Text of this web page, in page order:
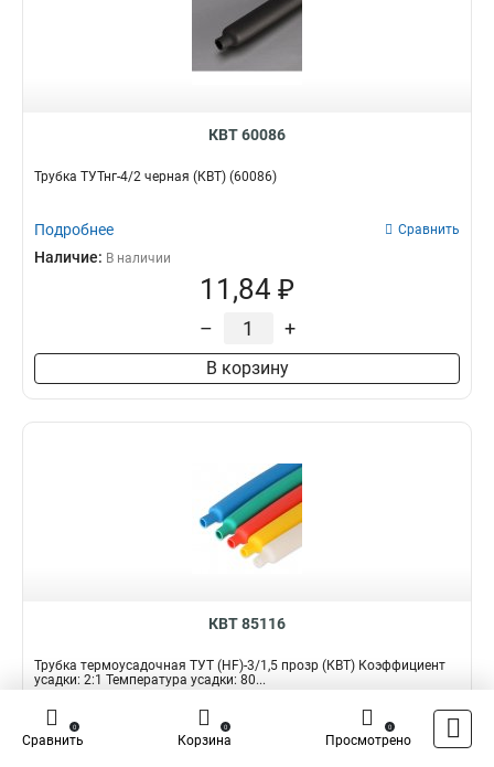
КВТ 60086
Трубка ТУТнг-4/2 черная (КВТ) (60086)
Подробнее Сравнить
Наличие: В наличии
11,84 ₽
– +
В корзину
КВТ 85116
Трубка термоусадочная ТУТ (HF)-3/1,5 прозр (КВТ) Коэффициент
усадки: 2:1 Температура усадки: 80...
Подробнее Сравнить
Наличие:
Сравнить
0
Корзина
0
Просмотрено
0